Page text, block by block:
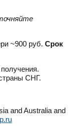
~900 руб. Срок
СНГ.
and Australia and